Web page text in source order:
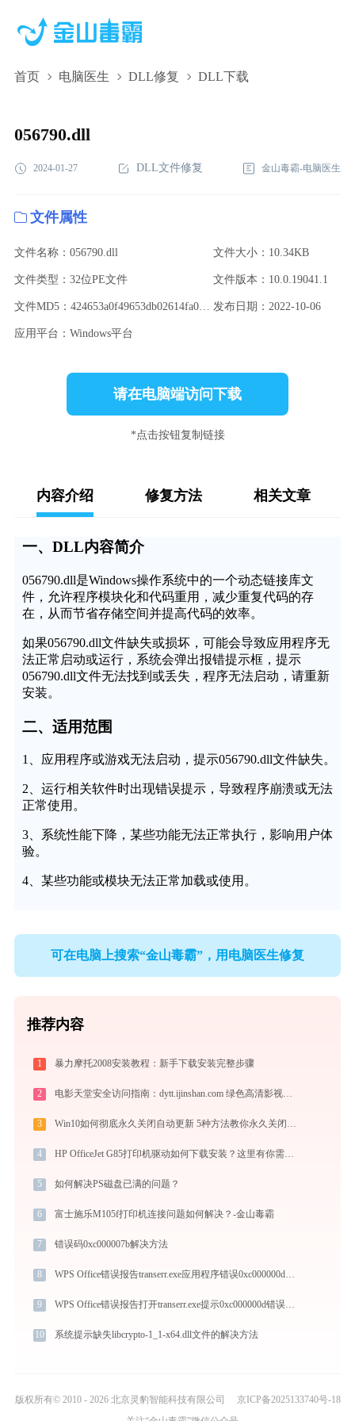
首页 电脑医生 DLL修复 DLL下载
056790.dll,056790.dll下载,056790.dll修复
056790.dll
2024-01-27 DLL文件修复 金山毒霸-电脑医生
文件属性
文件名称：056790.dll 文件大小：10.34KB
文件类型：32位PE文件 文件版本：10.0.19041.1
文件MD5：424653a0f49653db02614fa05682a53a 发布日期：2022-10-06
应用平台：Windows平台
请在电脑端访问下载
*点击按钮复制链接
内容介绍 修复方法 相关文章
一、DLL内容简介
056790.dll是Windows操作系统中的一个动态链接库文
件，允许程序模块化和代码重用，减少重复代码的存
在，从而节省存储空间并提高代码的效率。
如果056790.dll文件缺失或损坏，可能会导致应用程序无
法正常启动或运行，系统会弹出报错提示框，提示
056790.dll文件无法找到或丢失，程序无法启动，请重新
安装。
二、适用范围
1、应用程序或游戏无法启动，提示056790.dll文件缺失。
2、运行相关软件时出现错误提示，导致程序崩溃或无法
正常使用。
3、系统性能下降，某些功能无法正常执行，影响用户体
验。
4、某些功能或模块无法正常加载或使用。
可在电脑上搜索“金山毒霸”，用电脑医生修复
推荐内容
1 暴力摩托2008安装教程：新手下载安装完整步骤
2 电影天堂安全访问指南：dytt.ijinshan.com 绿色高清影视资源获取秘籍
3 Win10如何彻底永久关闭自动更新 5种方法教你永久关闭win10自动更新
4 HP OfficeJet G85打印机驱动如何下载安装？这里有你需要的所有信息
5 如何解决PS磁盘已满的问题？
6 富士施乐M105f打印机连接问题如何解决？-金山毒霸
7 错误码0xc000007b解决方法
8 WPS Office错误报告transerr.exe应用程序错误0xc000000d解决方法
9 WPS Office错误报告打开transerr.exe提示0xc000000d错误码怎么办
10 系统提示缺失libcrypto-1_1-x64.dll文件的解决方法
版权所有© 2010 - 2026 北京灵豹智能科技有限公司
京ICP备2025133740号-18